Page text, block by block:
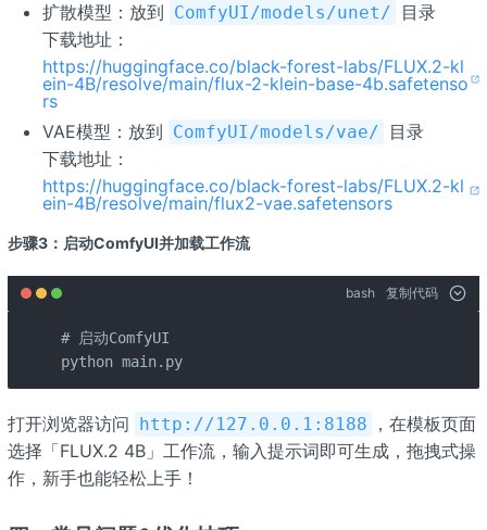
扩散模型：放到 ComfyUI/models/unet/
目录
下载地址：
https://huggingface.co/black-forest-labs/FLUX.2-kl
ein-4B/resolve/main/flux-2-klein-base-4b.safetenso
rs
VAE模型：放到 ComfyUI/models/vae/
目录
下载地址：
https://huggingface.co/black-forest-labs/FLUX.2-kl
ein-4B/resolve/main/flux2-vae.safetensors
步骤3：启动ComfyUI并加载工作流
bash 复制代码
# 启动ComfyUI
python main.py
打开浏览器访问 http://127.0.0.1:8188
，在模板页面
选择「FLUX.2 4B」工作流，输入提示词即可生成，拖拽式操
作，新手也能轻松上手！